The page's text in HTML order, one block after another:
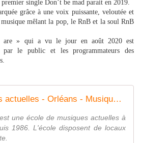
single Don’t be mad parait en 2019.
grâce à une voix puissante, veloutée et
mêlant la pop, le RnB et la soul RnB
are » qui a vu le jour en août 2020 est
par le public et les programmateurs des
Ecole de musiques actuelles - Orléans - Musique et Equilibre
une école de musiques actuelles à
1986. L'école disposent de locaux